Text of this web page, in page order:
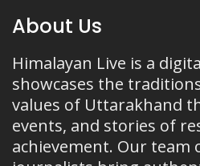
About Us
Himalayan Live is a
showcases the
values of Uttarakhand
events, and stories of
achievement. Our team